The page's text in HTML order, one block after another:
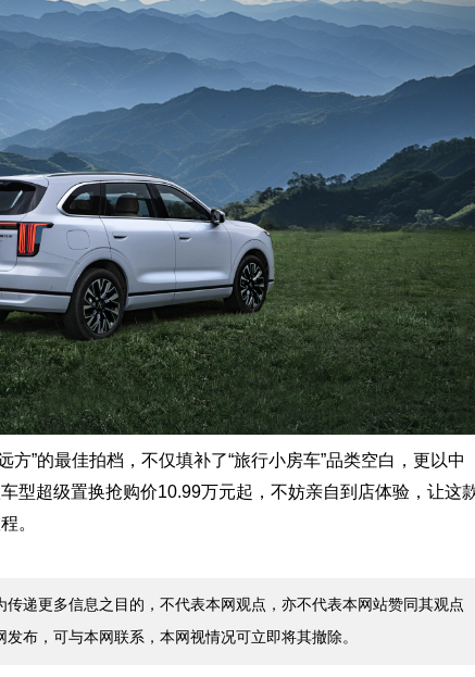
方”的最佳拍档，不仅填补了“旅行小房车”品类空白，更以中
型超级置换抢购价10.99万元起，不妨亲自到店体验，让这
。
递更多信息之目的，不代表本网观点，亦不代表本网站赞同其观点
布，可与本网联系，本网视情况可立即将其撤除。